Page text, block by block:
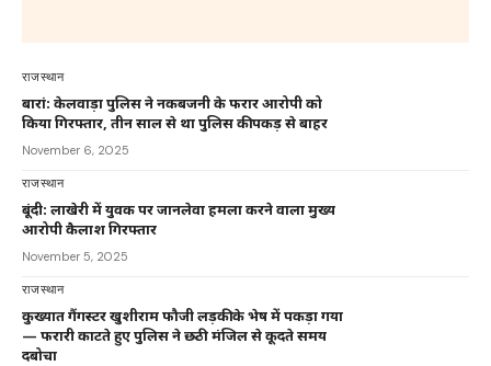
राजस्थान
बारां: केलवाड़ा पुलिस ने नकबजनी के फरार आरोपी को
किया गिरफ्तार, तीन साल से था पुलिस की पकड़ से बाहर
November 6, 2025
राजस्थान
बूंदी: लाखेरी में युवक पर जानलेवा हमला करने वाला मुख्य
आरोपी कैलाश गिरफ्तार
November 5, 2025
राजस्थान
कुख्यात गैंगस्टर खुशीराम फौजी लड़की के भेष में पकड़ा गया
— फरारी काटते हुए पुलिस ने छठी मंजिल से कूदते समय
दबोचा